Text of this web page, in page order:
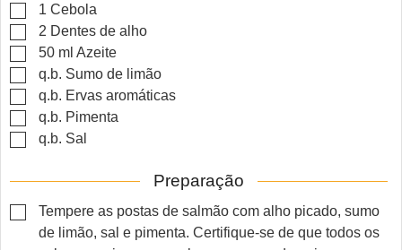
▢
1 Cebola
▢
2 Dentes de alho
▢
50 ml Azeite
▢
q.b. Sumo de limão
▢
q.b. Ervas aromáticas
▢
q.b. Pimenta
▢
q.b. Sal
Preparação
▢
Tempere as postas de salmão com alho picado, sumo
de limão, sal e pimenta. Certifique-se de que todos os